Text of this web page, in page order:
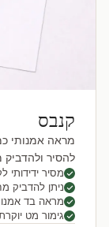
קנבס
מראה אמנותי
להסיר
מסיר ידידותי
ניתן להדביק
מראה בד
גימור מט